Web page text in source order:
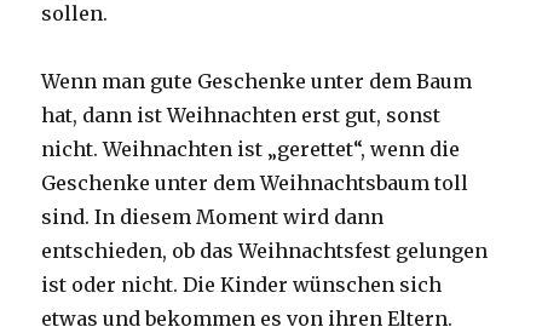
sollen.
Wenn man gute Geschenke unter dem Baum
hat, dann ist Weihnachten erst gut, sonst
nicht. Weihnachten ist „gerettet“, wenn die
Geschenke unter dem Weihnachtsbaum toll
sind. In diesem Moment wird dann
entschieden, ob das Weihnachtsfest gelungen
ist oder nicht. Die Kinder wünschen sich
etwas und bekommen es von ihren Eltern.